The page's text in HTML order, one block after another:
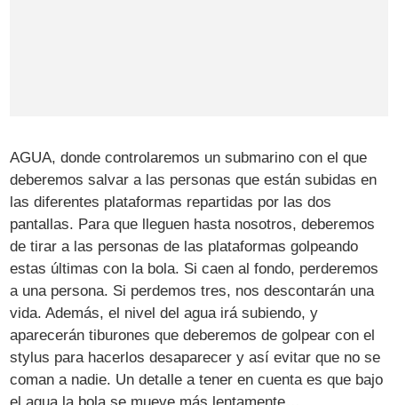
AGUA, donde controlaremos un submarino con el que
deberemos salvar a las personas que están subidas en
las diferentes plataformas repartidas por las dos
pantallas. Para que lleguen hasta nosotros, deberemos
de tirar a las personas de las plataformas golpeando
estas últimas con la bola. Si caen al fondo, perderemos
a una persona. Si perdemos tres, nos descontarán una
vida. Además, el nivel del agua irá subiendo, y
aparecerán tiburones que deberemos de golpear con el
stylus para hacerlos desaparecer y así evitar que no se
coman a nadie. Un detalle a tener en cuenta es que bajo